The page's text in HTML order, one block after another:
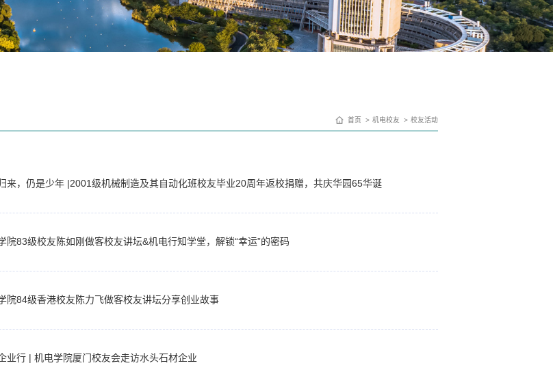
首页 机电校友 校友活动
来，仍是少年 |2001级机械制造及其自动化班校友毕业20周年返校捐赠，共庆华园65华诞
院83级校友陈如刚做客校友讲坛&机电行知学堂，解锁“幸运”的密码
院84级香港校友陈力飞做客校友讲坛分享创业故事
业行 | 机电学院厦门校友会走访水头石材企业